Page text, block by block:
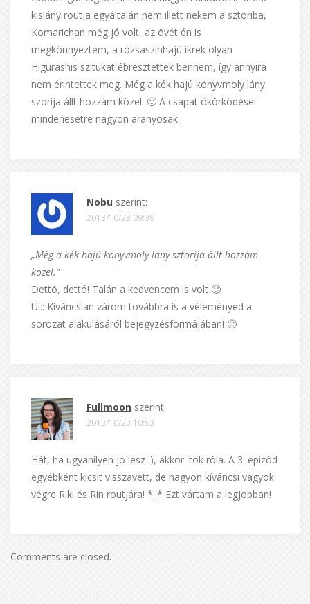
kislány routja egyáltalán nem illett nekem a sztoriba,
Komarichan még jó volt, az övét én is
megkönnyeztem, a rózsaszínhajú ikrek olyan
Higurashis szitukat ébresztettek bennem, így annyira
nem érintettek meg. Még a kék hajú könyvmoly lány
szorija állt hozzám közel. 🙂 A csapat ökörködései
mindenesetre nagyon aranyosak.
Nobu szerint:
2013/10/23 09:39
„Még a kék hajú könyvmoly lány sztorija állt hozzám
közel.”
Dettó, dettó! Talán a kedvencem is volt 🙂
Ui.: Kíváncsian várom továbbra is a véleményed a
sorozat alakulásáról bejegyzésformájában! 🙂
Fullmoon szerint:
2013/10/23 10:53
Hát, ha ugyanilyen jó lesz :), akkor ítok róla. A 3. epizód
egyébként kicsit visszavett, de nagyon kíváncsi vagyok
végre Riki és Rin routjára! *_* Ezt vártam a legjobban!
Comments are closed.